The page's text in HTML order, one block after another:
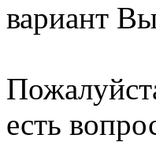
вариант
есть